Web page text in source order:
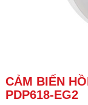
CẢM BIẾN
PDP618-EG2